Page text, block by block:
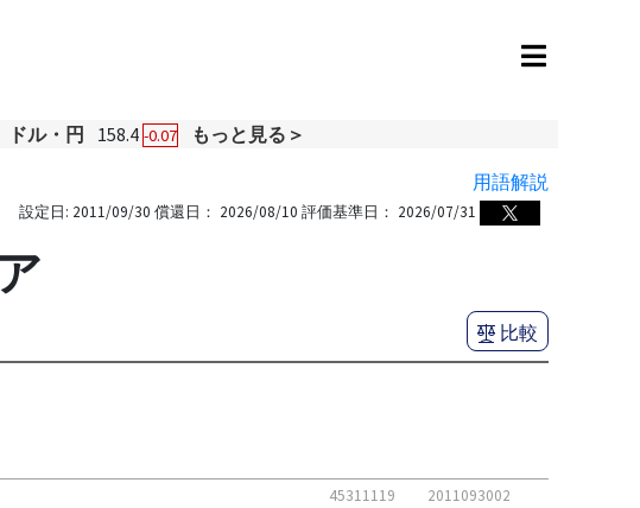
ドル・円 158.4 -0.07
もっと見る＞
用語解説
設定日: 2011/09/30 償還日： 2026/08/10 評価基準日： 2026/07/31
比較
45311119 2011093002